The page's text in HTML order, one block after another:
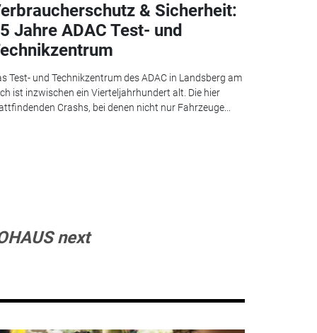
& Sicherheit:
Jahre ADAC Test- und
Test- und Technikzentrum des ADAC in Landsberg am
ist inzwischen ein Vierteljahrhundert alt. Die hier
Crashs, bei denen nicht nur Fahrzeuge...
next